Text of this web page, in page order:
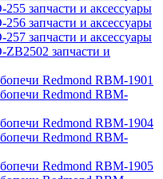
255 запчасти и аксессуары
256 запчасти и аксессуары
257 запчасти и аксессуары
ZB2502 запчасти и
Redmond RBM-1901
Redmond RBM-
Redmond RBM-1904
Redmond RBM-
Redmond RBM-1905